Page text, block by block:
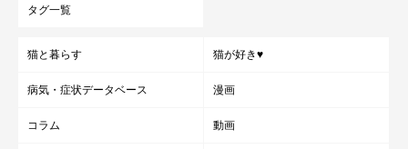
タグ一覧
猫と暮らす 猫が好き♥
病気・症状データベース 漫画
コラム 動画